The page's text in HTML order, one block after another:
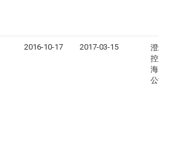
2016-10-17 2017-03-15
澄筑
控股
海）
公司